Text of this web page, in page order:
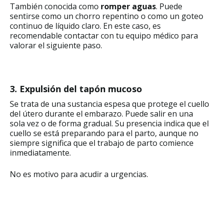
También conocida como romper aguas. Puede
sentirse como un chorro repentino o como un goteo
continuo de líquido claro. En este caso, es
recomendable contactar con tu equipo médico para
valorar el siguiente paso.
3. Expulsión del tapón mucoso
Se trata de una sustancia espesa que protege el cuello
del útero durante el embarazo. Puede salir en una
sola vez o de forma gradual. Su presencia indica que el
cuello se está preparando para el parto, aunque no
siempre significa que el trabajo de parto comience
inmediatamente.
No es motivo para acudir a urgencias.